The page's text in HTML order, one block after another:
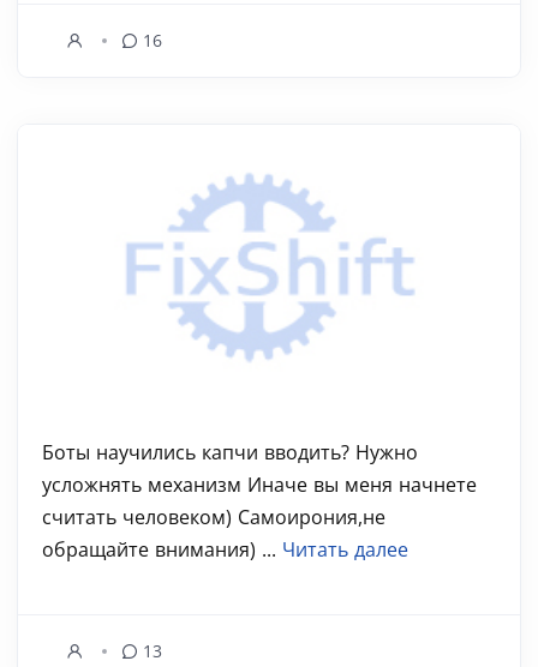
16
Боты научились капчи вводить? Нужно
усложнять механизм Иначе вы меня начнете
считать человеком) Самоирония,не
обращайте внимания) ... Читать далее
13